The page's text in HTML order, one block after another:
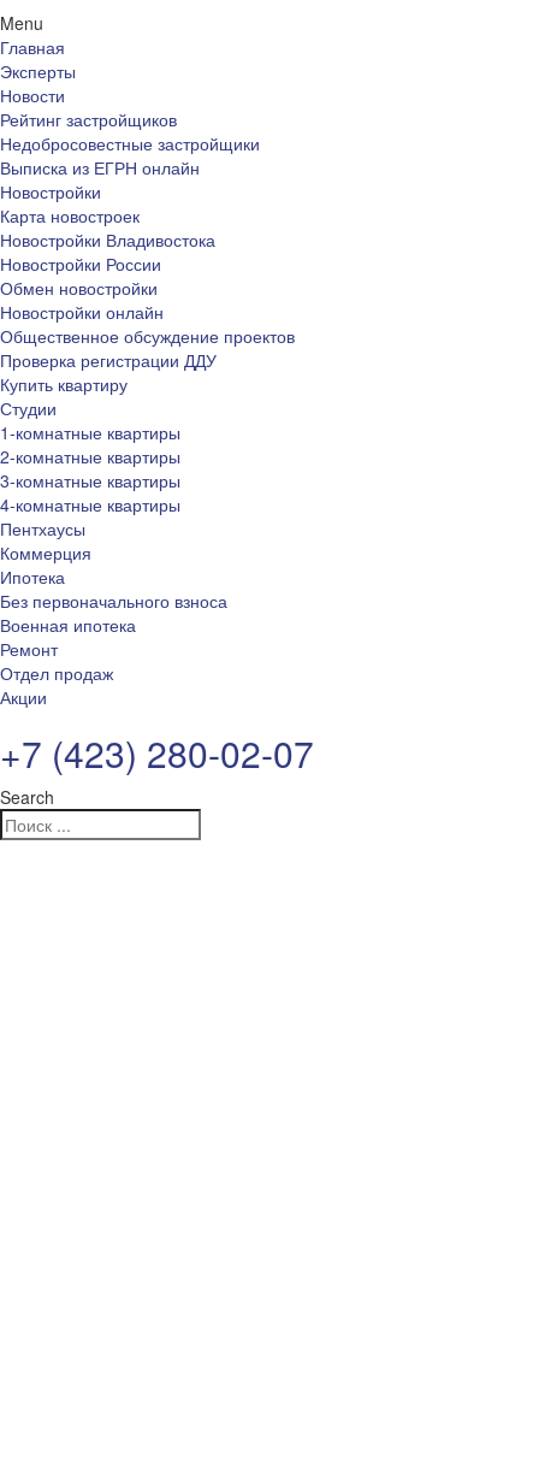
Menu
Главная
Эксперты
Новости
Рейтинг застройщиков
Недобросовестные застройщики
Выписка из ЕГРН онлайн
Новостройки
Карта новостроек
Новостройки Владивостока
Новостройки России
Обмен новостройки
Новостройки онлайн
Общественное обсуждение проектов
Проверка регистрации ДДУ
Купить квартиру
Студии
1-комнатные квартиры
2-комнатные квартиры
3-комнатные квартиры
4-комнатные квартиры
Пентхаусы
Коммерция
Ипотека
Без первоначального взноса
Военная ипотека
Ремонт
Отдел продаж
Акции
+7 (423) 280-02-07
Search